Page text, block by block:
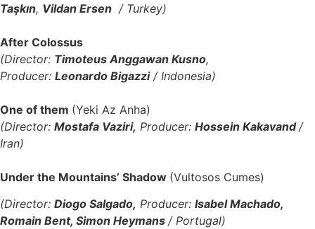
Taşkın, Vildan Ersen / Turkey)
After Colossus
(Director: Timoteus Anggawan Kusno,
Producer: Leonardo Bigazzi/ Indonesia)
One of them (Yeki Az Anha)
(Director: Mostafa Vaziri, Producer: Hossein Kakavand/
Iran)
Under the Mountains’ Shadow (Vultosos Cumes)
(Director: Diogo Salgado, Producer: Isabel Machado,
Romain Bent, Simon Heymans / Portugal)